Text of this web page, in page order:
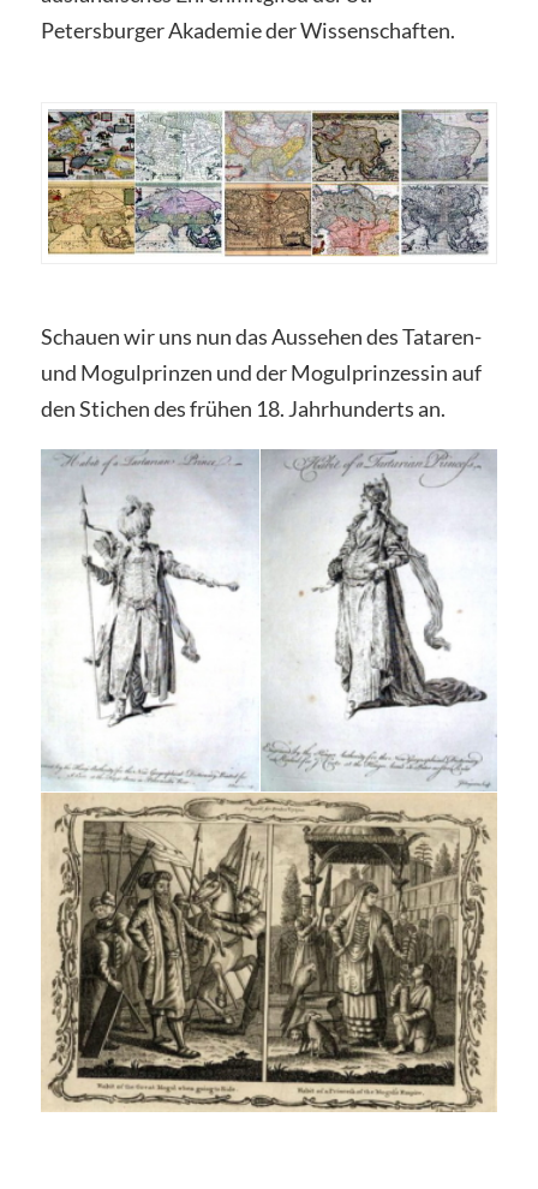
Petersburger Akademie der Wissenschaften.
Schauen wir uns nun das Aussehen des Tataren-
und Mogulprinzen und der Mogulprinzessin auf
den Stichen des frühen 18. Jahrhunderts an.